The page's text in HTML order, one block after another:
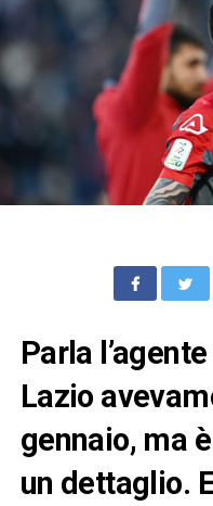
Parla
Lazio
gennaio, ma
un dettaglio.